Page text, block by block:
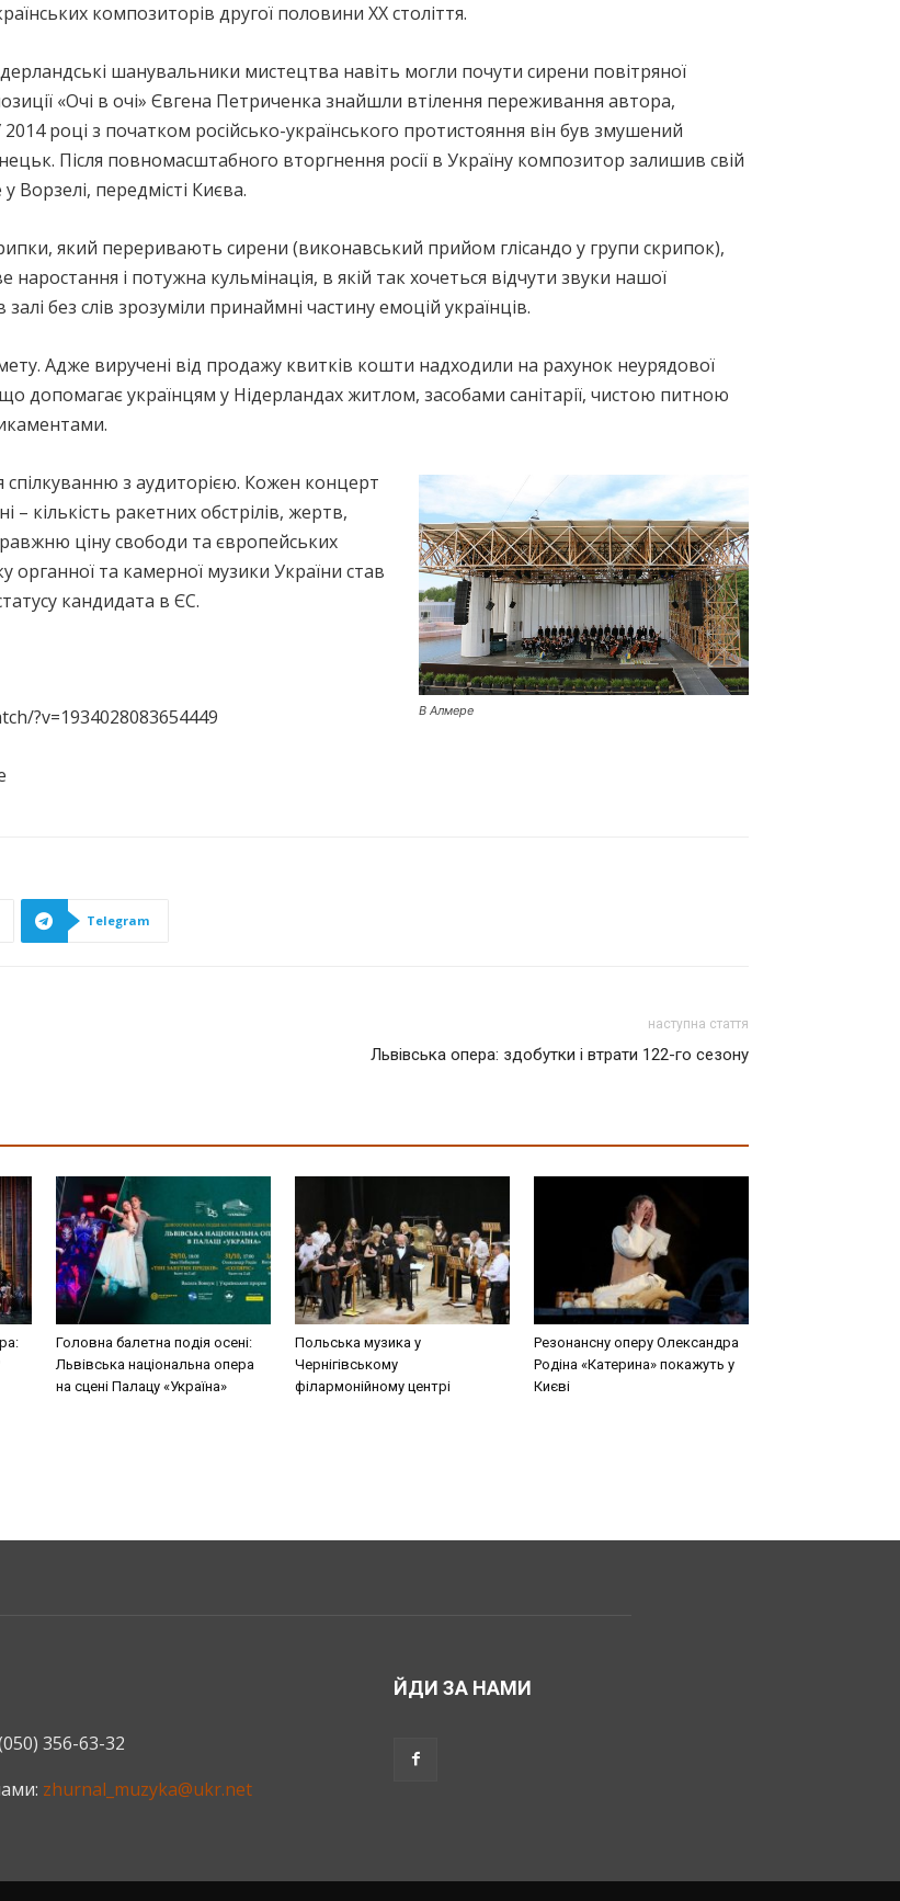
композиторів другої половини ХХ століття.
шанувальники мистецтва навіть могли почути сирени повітряної
«Очі в очі» Євгена Петриченка знайшли втілення переживання автора,
2014 році з початком російсько-українського протистояння він був змушений
Після повномасштабного вторгнення росії в Україну композитор залишив свій
Ворзелі, передмісті Києва.
який переривають сирени (виконавський прийом глісандо у групи скрипок),
наростання і потужна кульмінація, в якій так хочеться відчути звуки нашої
без слів зрозуміли принаймні частину емоцій українців.
Адже виручені від продажу квитків кошти надходили на рахунок неурядової
що допомагає українцям у Нідерландах житлом, засобами санітарії, чистою питною
В Алмере
спілкуванню з аудиторією. Кожен концерт
кількість ракетних обстрілів, жертв,
ціну свободи та європейських
органної та камерної музики України став
кандидата в ЄC.
?v=1934028083654449
Telegram
наступна стаття
Львівська опера: здобутки і втрати 122-го сезону
Головна балетна подія осені:
Львівська національна опера
на сцені Палацу «Україна»
Польська музика у
Чернігівському
філармонійному центрі
Резонансну оперу Олександра
Родіна «Катерина» покажуть у
Києві
356-63-32
zhurnal_muzyka@ukr.net
ЙДИ ЗА НАМИ